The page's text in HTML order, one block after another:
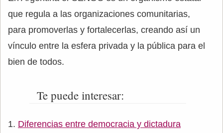
que regula a las organizaciones comunitarias,
para promoverlas y fortalecerlas, creando así un
vínculo entre la esfera privada y la pública para el
bien de todos.
Te puede interesar:
Diferencias entre democracia y dictadura